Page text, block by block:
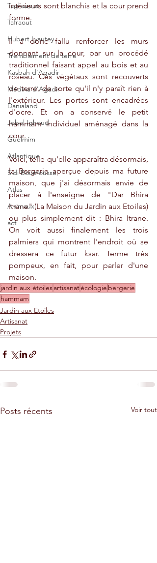
Taghazout
Tafraout
Hubert Lyautey
Tremblement de terre
Kasbah d'Agadir
Médina d'Agadir
Danialand
Jebel Ighoud
Guelmim
Atlantique
Sidi Boumoussa
Atlas
Animaux
act
intérieurs sont blanchis et la cour prend
forme.
Il a donc fallu renforcer les murs
donnant sur la cour, par un procédé
traditionnel faisant appel au bois et au
roseau. Ces végétaux sont recouverts
de terre, de sorte qu'il n'y paraît rien à
l'extérieur. Les portes sont encadrées
d'ocre. Et on a conservé le petit
hammam individuel aménagé dans la
cour.
Voici, telle qu'elle apparaîtra désormais,
la Bergerie aperçue depuis ma future
maison, que j'ai désormais envie de
placer à l'enseigne de "Dar Bhira
Itrane" (La Maison du Jardin aux Etoiles)
ou plus simplement dit : Bhira Itrane.
On voit aussi finalement les trois
palmiers qui montrent l'endroit où se
dressera ce futur ksar. Terme très
pompeux, en fait, pour parler d'une
maison.
jardin aux étoilesartisanatécologie bergerie
hammam
Jardin aux Etoiles
Artisanat
Projets
Posts récents Voir tout